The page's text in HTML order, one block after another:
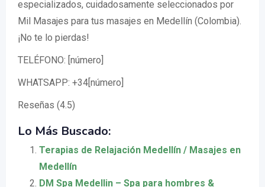
especializados, cuidadosamente seleccionados por
Mil Masajes para tus masajes en Medellín (Colombia).
¡No te lo pierdas!
TELÉFONO: [número]
WHATSAPP: +34[número]
Reseñas (4.5)
Lo Más Buscado:
Terapias de Relajación Medellín / Masajes en
Medellín
DM Spa Medellin – Spa para hombres &